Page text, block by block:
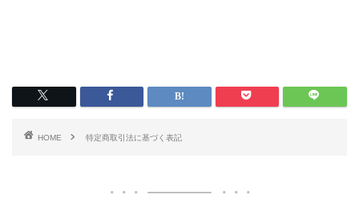
HOME 特定商取引法に基づく表記